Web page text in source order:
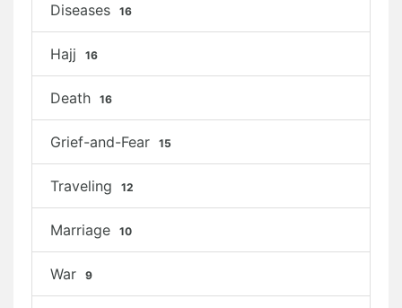
Diseases 16
Hajj 16
Death 16
Grief-and-Fear 15
Traveling 12
Marriage 10
War 9